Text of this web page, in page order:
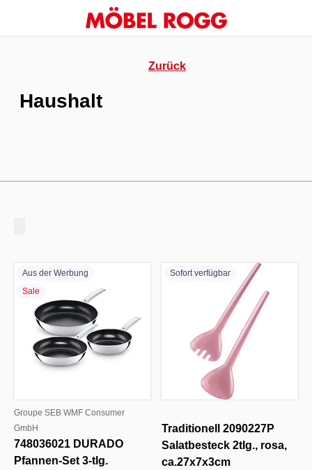
Zurück
Haushalt
Aus der Werbung
Sale
Groupe SEB WMF Consumer
GmbH
748036021 DURADO
Pfannen-Set 3-tlg.
Sofort verfügbar
Traditionell 2090227P
Salatbesteck 2tlg., rosa,
ca.27x7x3cm